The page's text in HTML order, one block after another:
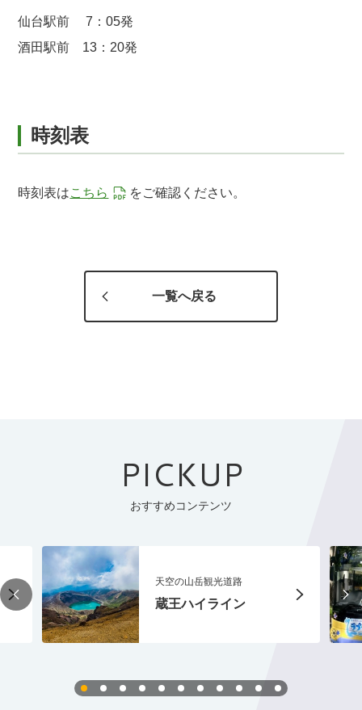
仙台駅前 7：05発
酒田駅前 13：20発
時刻表
時刻表はこちら をご確認ください。
一覧へ戻る
PICKUP
おすすめコンテンツ
天空の山岳観光道路
蔵王ハイライン